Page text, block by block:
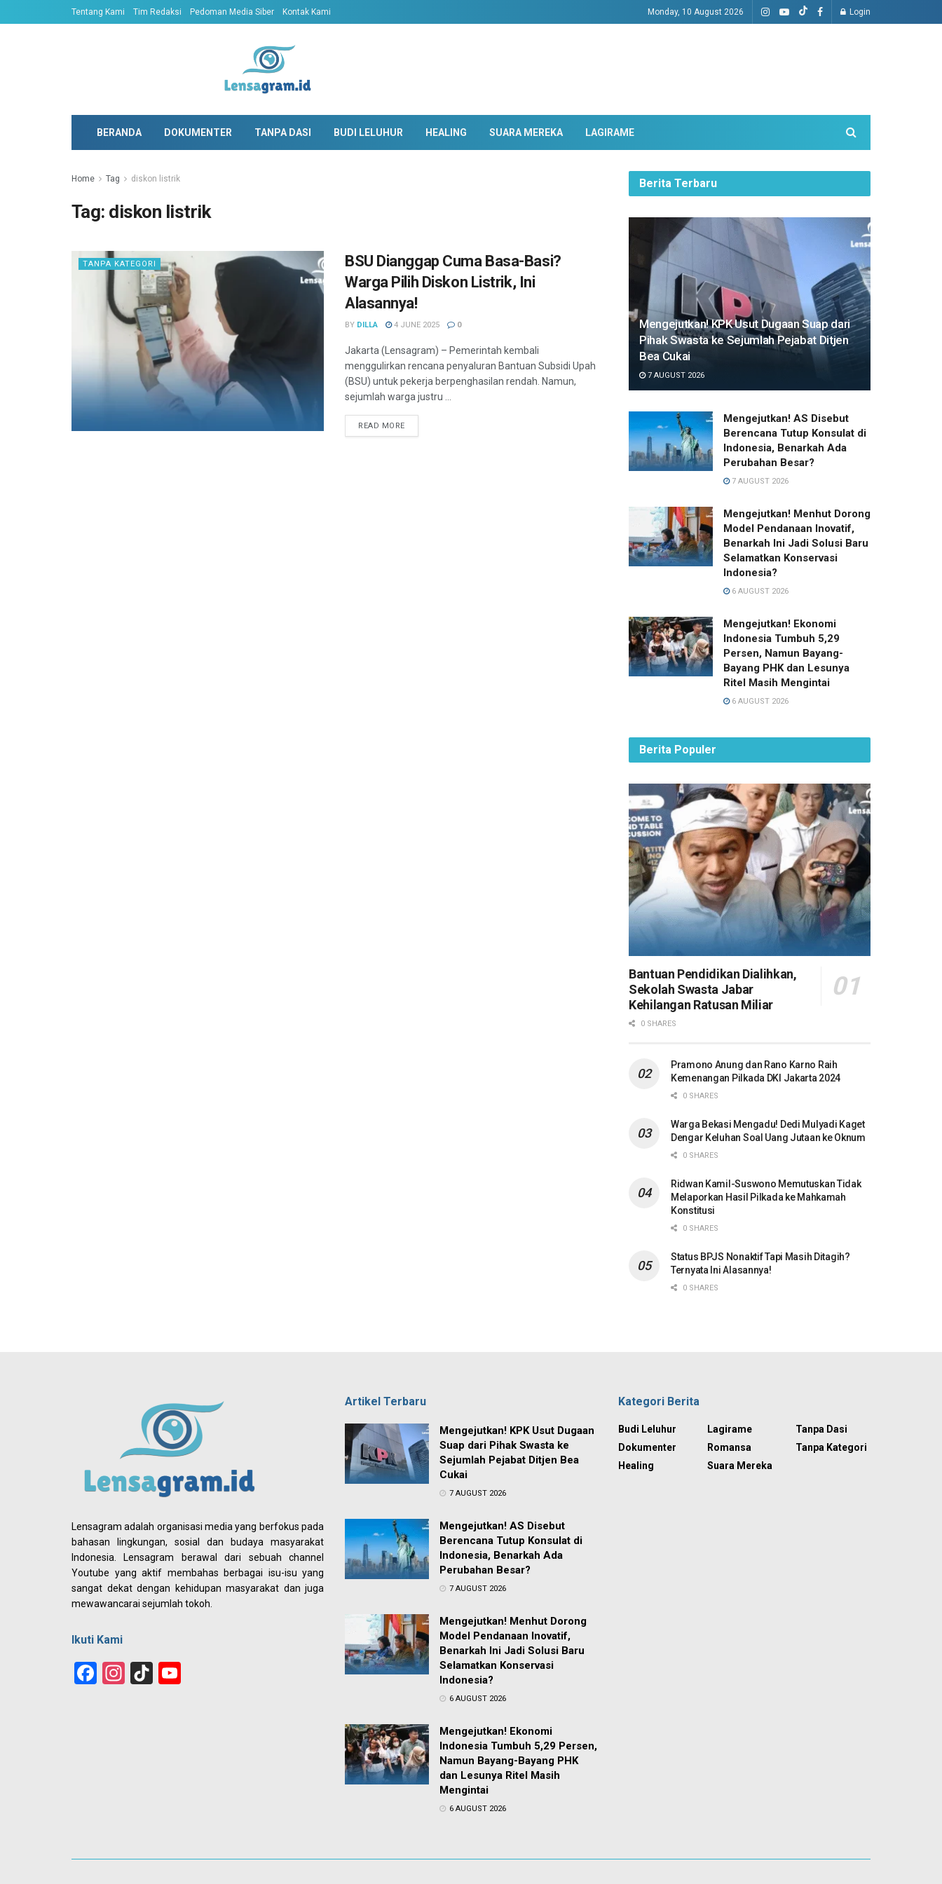
Tentang Kami Tim Redaksi Pedoman Media Siber Kontak Kami Monday, 10 August 2026 Login
BERANDA DOKUMENTER TANPA DASI BUDI LELUHUR HEALING SUARA MEREKA LAGIRAME
Home Tag diskon listrik
Tag: diskon listrik
TANPA KATEGORI
BSU Dianggap Cuma Basa-Basi?
Warga Pilih Diskon Listrik, Ini
Alasannya!
BY DILLA 4 JUNE 2025 0
Jakarta (Lensagram) – Pemerintah kembali
menggulirkan rencana penyaluran Bantuan Subsidi Upah
(BSU) untuk pekerja berpenghasilan rendah. Namun,
sejumlah warga justru ...
READ MORE
Berita Terbaru
Mengejutkan! KPK Usut Dugaan Suap dari
Pihak Swasta ke Sejumlah Pejabat Ditjen
Bea Cukai
7 AUGUST 2026
Mengejutkan! AS Disebut
Berencana Tutup Konsulat di
Indonesia, Benarkah Ada
Perubahan Besar?
7 AUGUST 2026
Mengejutkan! Menhut Dorong
Model Pendanaan Inovatif,
Benarkah Ini Jadi Solusi Baru
Selamatkan Konservasi
Indonesia?
6 AUGUST 2026
Mengejutkan! Ekonomi
Indonesia Tumbuh 5,29
Persen, Namun Bayang-
Bayang PHK dan Lesunya
Ritel Masih Mengintai
6 AUGUST 2026
Berita Populer
Bantuan Pendidikan Dialihkan,
Sekolah Swasta Jabar
Kehilangan Ratusan Miliar
0 SHARES
Pramono Anung dan Rano Karno Raih
Kemenangan Pilkada DKI Jakarta 2024
0 SHARES
Warga Bekasi Mengadu! Dedi Mulyadi Kaget
Dengar Keluhan Soal Uang Jutaan ke Oknum
0 SHARES
Ridwan Kamil-Suswono Memutuskan Tidak
Melaporkan Hasil Pilkada ke Mahkamah
Konstitusi
0 SHARES
Status BPJS Nonaktif Tapi Masih Ditagih?
Ternyata Ini Alasannya!
0 SHARES
Lensagram adalah organisasi media yang berfokus pada
bahasan lingkungan, sosial dan budaya masyarakat
Indonesia. Lensagram berawal dari sebuah channel
Youtube yang aktif membahas berbagai isu-isu yang
sangat dekat dengan kehidupan masyarakat dan juga
mewawancarai sejumlah tokoh.
Ikuti Kami
Facebook
Instagram
TikTok
Artikel Terbaru
Mengejutkan! KPK Usut Dugaan
Suap dari Pihak Swasta ke
Sejumlah Pejabat Ditjen Bea
Cukai
7 AUGUST 2026
Mengejutkan! AS Disebut
Berencana Tutup Konsulat di
Indonesia, Benarkah Ada
Perubahan Besar?
7 AUGUST 2026
Mengejutkan! Menhut Dorong
Model Pendanaan Inovatif,
Benarkah Ini Jadi Solusi Baru
Selamatkan Konservasi
Indonesia?
6 AUGUST 2026
Mengejutkan! Ekonomi
Indonesia Tumbuh 5,29 Persen,
Namun Bayang-Bayang PHK
dan Lesunya Ritel Masih
Mengintai
6 AUGUST 2026
Kategori Berita
Budi Leluhur
Dokumenter
Healing
Lagirame
Romansa
Suara Mereka
Tanpa Dasi
Tanpa Kategori